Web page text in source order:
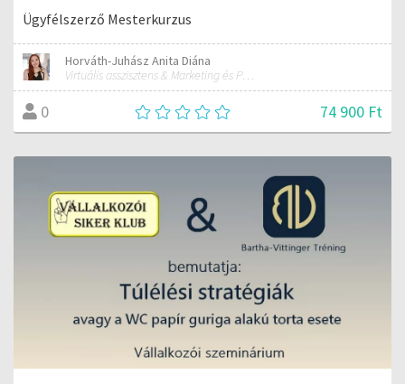
Ügyfélszerző Mesterkurzus
Horváth-Juhász Anita Diána
Virtuális asszisztens & Marketing és PR szakember
0 74 900 Ft